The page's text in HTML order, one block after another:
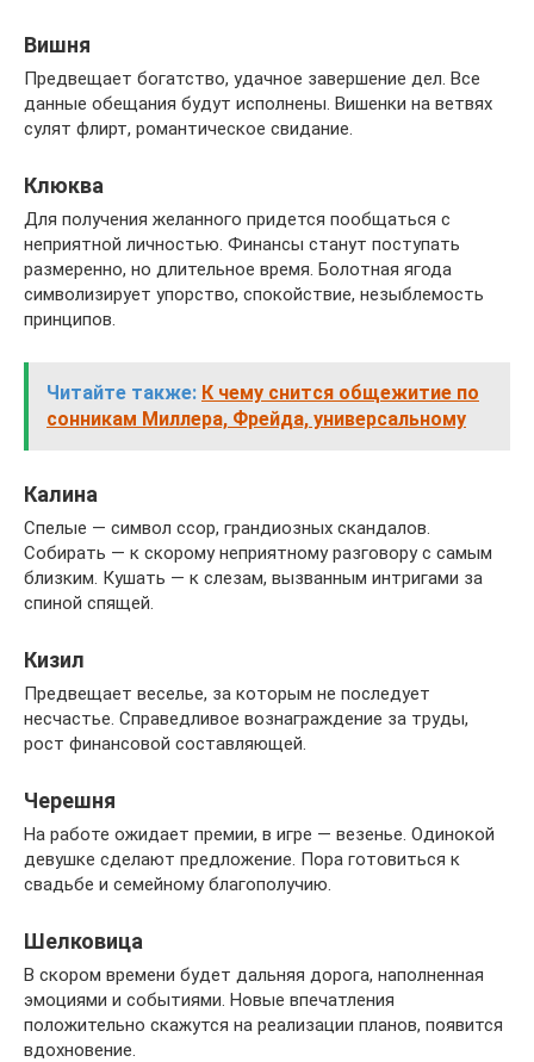
Вишня
Предвещает богатство, удачное завершение дел. Все
данные обещания будут исполнены. Вишенки на ветвях
сулят флирт, романтическое свидание.
Клюква
Для получения желанного придется пообщаться с
неприятной личностью. Финансы станут поступать
размеренно, но длительное время. Болотная ягода
символизирует упорство, спокойствие, незыблемость
принципов.
Читайте также: К чему снится общежитие по
сонникам Миллера, Фрейда, универсальному
Калина
Спелые — символ ссор, грандиозных скандалов.
Собирать — к скорому неприятному разговору с самым
близким. Кушать — к слезам, вызванным интригами за
спиной спящей.
Кизил
Предвещает веселье, за которым не последует
несчастье. Справедливое вознаграждение за труды,
рост финансовой составляющей.
Черешня
На работе ожидает премии, в игре — везенье. Одинокой
девушке сделают предложение. Пора готовиться к
свадьбе и семейному благополучию.
Шелковица
В скором времени будет дальняя дорога, наполненная
эмоциями и событиями. Новые впечатления
положительно скажутся на реализации планов, появится
вдохновение.